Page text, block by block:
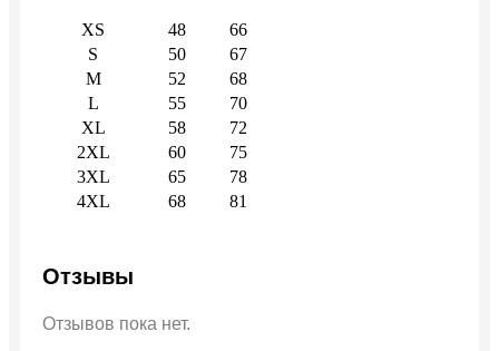
XS 48
66
S
50
67
M
52
68
L
55
70
XL
58
72
2XL
60
75
3XL
65
78
4XL
68 81
Отзывы
Отзывов пока нет.